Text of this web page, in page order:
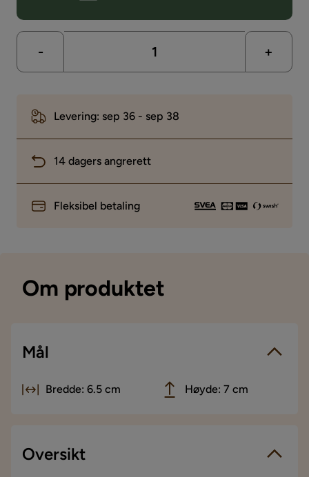
- +
Levering: sep 36 - sep 38
14 dagers angrerett
Fleksibel betaling
Om produktet
Mål
Bredde: 6.5 cm Høyde: 7 cm
Oversikt